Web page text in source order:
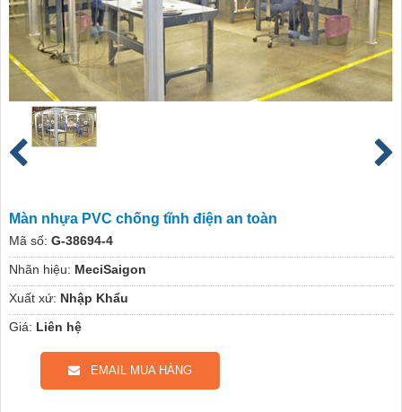
Màn nhựa PVC chống tĩnh điện an toàn
Mã số: G-38694-4
Nhãn hiệu: MeciSaigon
Xuất xứ: Nhập Khẩu
Giá: Liên hệ
EMAIL MUA HÀNG